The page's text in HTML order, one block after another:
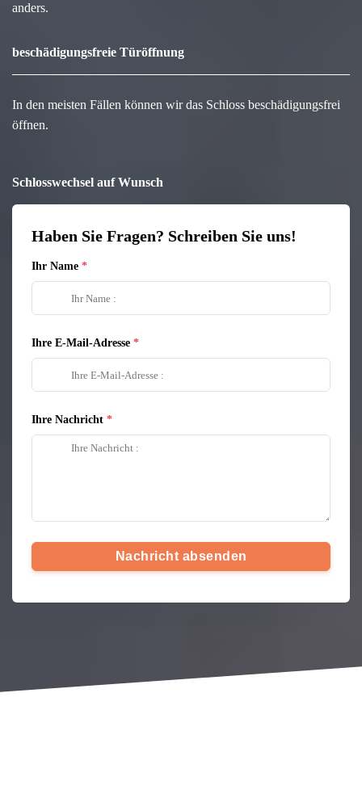
anders.
beschädigungsfreie Türöffnung
In den meisten Fällen können wir das Schloss beschädigungsfrei
öffnen.
Schlosswechsel auf Wunsch
Haben Sie Fragen? Schreiben Sie uns!
Ihr Name
Ihre E-Mail-Adresse
Ihre Nachricht
Nachricht absenden